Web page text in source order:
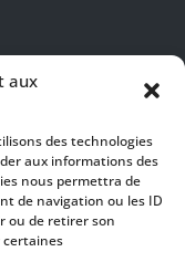
aux
des technologies
aux informations des
nous permettra de
de navigation ou les ID
ou de retirer son